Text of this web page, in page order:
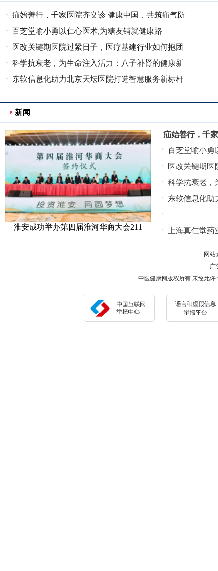
疝始善行，千家医院齐义诊 健康中国，共筑疝气防
治新防线
百芝堂喻小勇以仁心医术,为糖友铺就健康路
医改关键期医院过紧日子，医疗基建行业如何抱团
取暖、穿越周期
科学抗衰老，为生命注入活力：八子补肾的健康新
解与礼赠哲学
东软信息化助力北京天坛医院打造智慧服务新标杆
新闻
淮安成功举办第四届淮河华商大会211
疝始善行，千
百芝堂喻小勇
医改关键期医
科学抗衰老，
东软信息化助
上海真仁堂
网站
广
中医健康网版权所有 未经允许